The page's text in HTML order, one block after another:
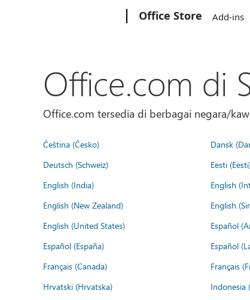
Office Store Add-ins
Office.com di
Office.com tersedia di berbagai negara/
Čeština (Česko) Dansk
Deutsch (Schweiz)
Eesti
English (India)
English
English (New Zealand)
English
English (United States)
Español
Español (España)
Español
Français (Canada)
Français
Hrvatski (Hrvatska)
Indonesia